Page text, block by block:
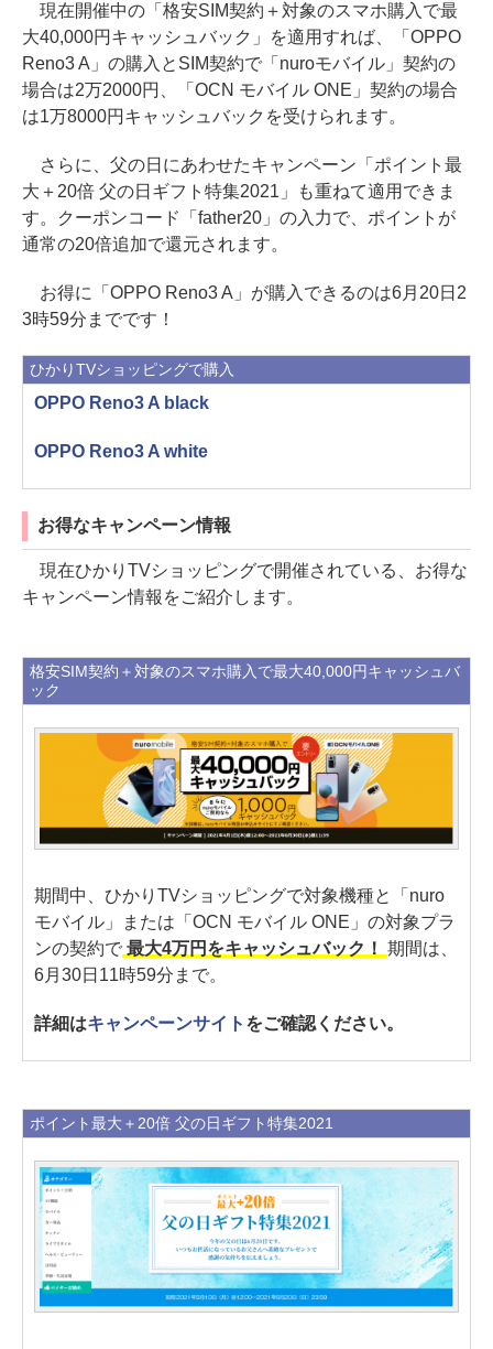
現在開催中の「格安SIM契約＋対象のスマホ購入で最
大40,000円キャッシュバック」を適用すれば、「OPPO
Reno3 A」の購入とSIM契約で「nuroモバイル」契約の
場合は2万2000円、「OCN モバイル ONE」契約の場合
は1万8000円キャッシュバックを受けられます。
さらに、父の日にあわせたキャンペーン「ポイント最
大＋20倍 父の日ギフト特集2021」も重ねて適用できま
す。クーポンコード「father20」の入力で、ポイントが
通常の20倍追加で還元されます。
お得に「OPPO Reno3 A」が購入できるのは6月20日2
3時59分までです！
ひかりTVショッピングで購入
OPPO Reno3 A black
OPPO Reno3 A white
お得なキャンペーン情報
現在ひかりTVショッピングで開催されている、お得な
キャンペーン情報をご紹介します。
格安SIM契約＋対象のスマホ購入で最大40,000円キャッシュバ
ック
期間中、ひかりTVショッピングで対象機種と「nuro
モバイル」または「OCN モバイル ONE」の対象プラ
ンの契約で最大4万円をキャッシュバック！ 期間は、
6月30日11時59分まで。
詳細はキャンペーンサイト をご確認ください。
ポイント最大＋20倍 父の日ギフト特集2021